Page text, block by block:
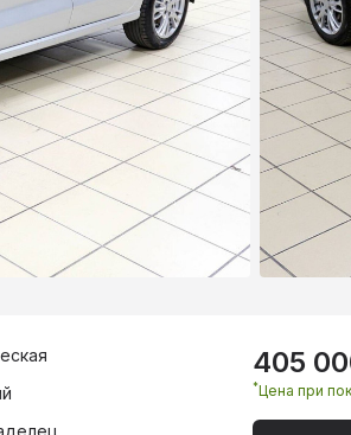
405
*Цена при